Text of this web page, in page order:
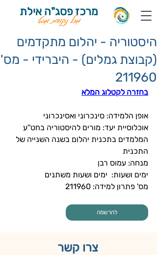
מרכז פסג"ה אילת
מכל נקודת מבט
היסטוריה - יהלום מתקדמים
(קבוצת גמלים) - היברידי - מס'
211960
בחזרה לקטלוג המלא
אופן הלמידה: סינכרוני ואסינכרוני
אוכלוסיית יעד: מורים להיסטוריה בחט''ע
המלמדים בתכנית יהלום בשנה השנייה של
התכנית
מנחה: עמוס רבן
ימים ושעות:  ימים ושעות משתנים
מס' פתרון למידה: 211960
להרשמה
צרו קשר